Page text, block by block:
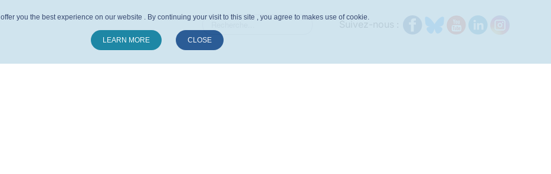
you the best experience on our website . By continuing your visit to this site , you agree to makes use of cookie.
LEARN MORE CLOSE